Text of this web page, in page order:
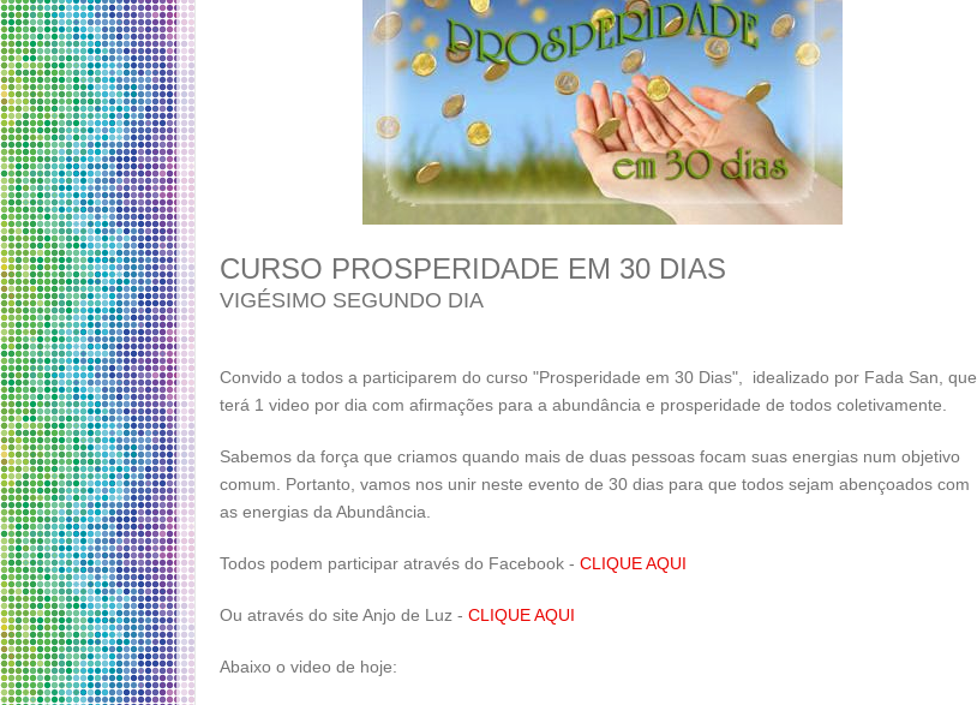
CURSO PROSPERIDADE EM 30 DIAS
VIGÉSIMO SEGUNDO DIA
Convido a todos a participarem do curso "Prosperidade em 30 Dias", idealizado por Fada San, que
terá 1 video por dia com afirmações para a abundância e prosperidade de todos coletivamente.
Sabemos da força que criamos quando mais de duas pessoas focam suas energias num objetivo
comum. Portanto, vamos nos unir neste evento de 30 dias para que todos sejam abençoados com
as energias da Abundância.
Todos podem participar através do Facebook - CLIQUE AQUI
Ou através do site Anjo de Luz - CLIQUE AQUI
Abaixo o video de hoje: